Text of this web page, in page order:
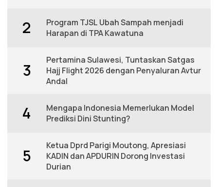
2
Program TJSL Ubah Sampah menjadi
Harapan di TPA Kawatuna
3
Pertamina Sulawesi, Tuntaskan Satgas
Hajj Flight 2026 dengan Penyaluran Avtur
Andal
4
Mengapa Indonesia Memerlukan Model
Prediksi Dini Stunting?
5
Ketua Dprd Parigi Moutong, Apresiasi
KADIN dan APDURIN Dorong Investasi
Durian